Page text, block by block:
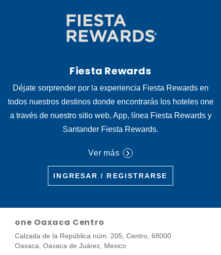
Fiesta Rewards
Déjate sorprender por la experiencia Fiesta Rewards en
todos nuestros destinos donde encontrarás los hoteles one
a través de nuestro sitio web, App, línea Fiesta Rewards y
Santander Fiesta Rewards.
Ver más
INGRESAR / REGISTRARSE
one Oaxaca Centro
Calzada de la República núm. 205, Centro, 68000
Oaxaca, Oaxaca de Juárez, Mexico